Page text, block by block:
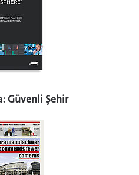
Güvenli Şehir